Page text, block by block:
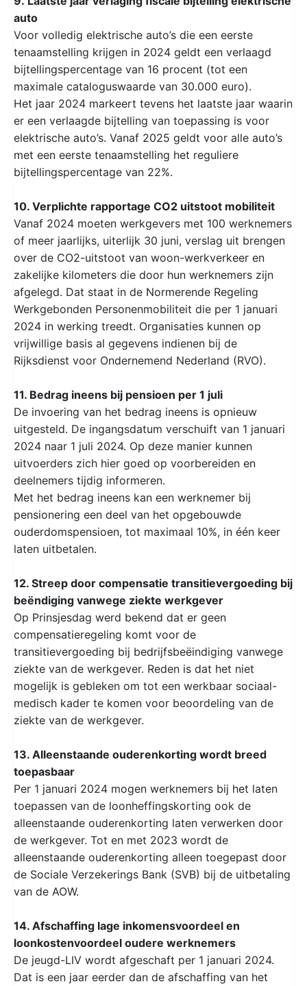
auto
Voor volledig elektrische auto’s die een eerste
tenaamstelling krijgen in 2024 geldt een verlaagd
bijtellingspercentage van 16 procent (tot een
maximale cataloguswaarde van 30.000 euro).
Het jaar 2024 markeert tevens het laatste jaar waarin
er een verlaagde bijtelling van toepassing is voor
elektrische auto’s. Vanaf 2025 geldt voor alle auto’s
met een eerste tenaamstelling het reguliere
bijtellingspercentage van 22%.
10. Verplichte rapportage CO2 uitstoot mobiliteit
Vanaf 2024 moeten werkgevers met 100 werknemers
of meer jaarlijks, uiterlijk 30 juni, verslag uit brengen
over de CO2-uitstoot van woon-werkverkeer en
zakelijke kilometers die door hun werknemers zijn
afgelegd. Dat staat in de Normerende Regeling
Werkgebonden Personenmobiliteit die per 1 januari
2024 in werking treedt. Organisaties kunnen op
vrijwillige basis al gegevens indienen bij de
Rijksdienst voor Ondernemend Nederland (RVO).
11. Bedrag ineens bij pensioen per 1 juli
De invoering van het bedrag ineens is opnieuw
uitgesteld. De ingangsdatum verschuift van 1 januari
2024 naar 1 juli 2024. Op deze manier kunnen
uitvoerders zich hier goed op voorbereiden en
deelnemers tijdig informeren.
Met het bedrag ineens kan een werknemer bij
pensionering een deel van het opgebouwde
ouderdomspensioen, tot maximaal 10%, in één keer
laten uitbetalen.
12. Streep door compensatie transitievergoeding bij
beëndiging vanwege ziekte werkgever
Op Prinsjesdag werd bekend dat er geen
compensatieregeling komt voor de
transitievergoeding bij bedrijfsbeëindiging vanwege
ziekte van de werkgever. Reden is dat het niet
mogelijk is gebleken om tot een werkbaar sociaal-
medisch kader te komen voor beoordeling van de
ziekte van de werkgever.
13. Alleenstaande ouderenkorting wordt breed
toepasbaar
Per 1 januari 2024 mogen werknemers bij het laten
toepassen van de loonheffingskorting ook de
alleenstaande ouderenkorting laten verwerken door
de werkgever. Tot en met 2023 wordt de
alleenstaande ouderenkorting alleen toegepast door
de Sociale Verzekerings Bank (SVB) bij de uitbetaling
van de AOW.
14. Afschaffing lage inkomensvoordeel en
loonkostenvoordeel oudere werknemers
De jeugd-LIV wordt afgeschaft per 1 januari 2024.
Dat is een jaar eerder dan de afschaffing van het